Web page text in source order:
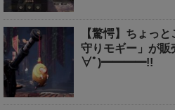
【驚愕】ちょっ
守りモギー」が
∀ﾟ)━━━━!!